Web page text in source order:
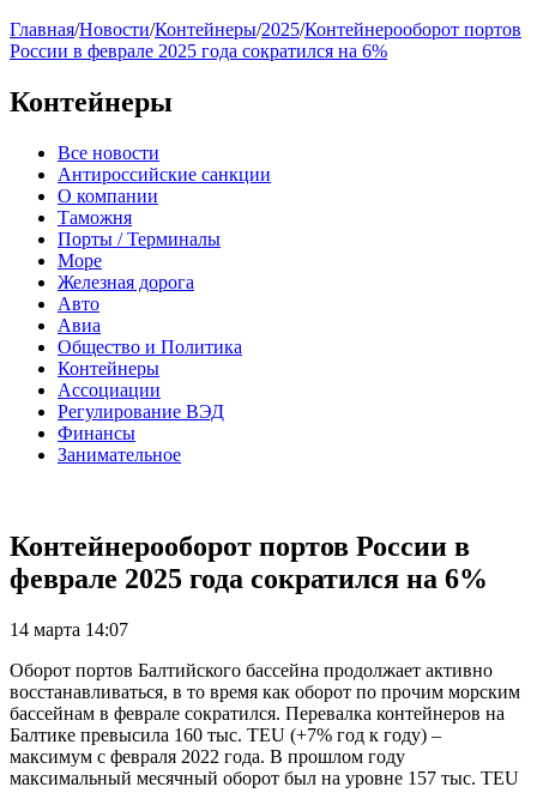
Главная/Новости/Контейнеры/2025/Контейнерооборот портов
России в феврале 2025 года сократился на 6%
Контейнеры
Все новости
Антироссийские санкции
О компании
Таможня
Порты / Терминалы
Море
Железная дорога
Авто
Авиа
Общество и Политика
Контейнеры
Ассоциации
Регулирование ВЭД
Финансы
Занимательное
Контейнерооборот портов России в
феврале 2025 года сократился на 6%
14 марта 14:07
Оборот портов Балтийского бассейна продолжает активно
восстанавливаться, в то время как оборот по прочим морским
бассейнам в феврале сократился. Перевалка контейнеров на
Балтике превысила 160 тыс. TEU (+7% год к году) –
максимум с февраля 2022 года. В прошлом году
максимальный месячный оборот был на уровне 157 тыс. TEU